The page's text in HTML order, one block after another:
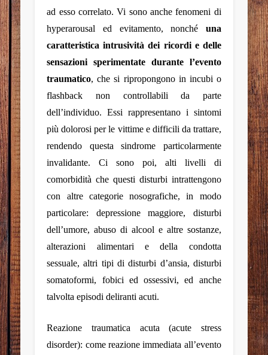
ad esso correlato. Vi sono anche fenomeni di
hyperarousal ed evitamento, nonché una
caratteristica intrusività dei ricordi e delle
sensazioni sperimentate durante l’evento
traumatico, che si ripropongono in incubi o
flashback non controllabili da parte
dell’individuo. Essi rappresentano i sintomi
più dolorosi per le vittime e difficili da trattare,
rendendo questa sindrome particolarmente
invalidante. Ci sono poi, alti livelli di
comorbidità che questi disturbi intrattengono
con altre categorie nosografiche, in modo
particolare: depressione maggiore, disturbi
dell’umore, abuso di alcool e altre sostanze,
alterazioni alimentari e della condotta
sessuale, altri tipi di disturbi d’ansia, disturbi
somatoformi, fobici ed ossessivi, ed anche
talvolta episodi deliranti acuti.
Reazione traumatica acuta (acute stress
disorder): come reazione immediata all’evento